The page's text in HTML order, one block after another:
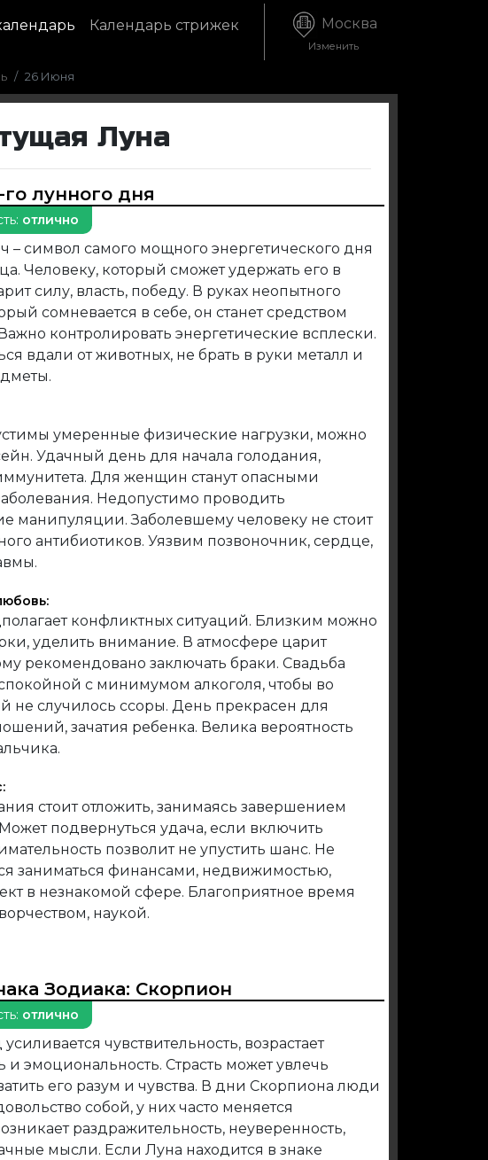
Календарь стрижек Москва
Изменить
26 Июня
Луна
го лунного дня
отлично
– символ самого мощного энергетического дня
Человеку, который сможет удержать его в
силу, власть, победу. В руках неопытного
сомневается в себе, он станет средством
контролировать энергетические всплески.
вдали от животных, не брать в руки металл и
умеренные физические нагрузки, можно
Удачный день для начала голодания,
Для женщин станут опасными
Недопустимо проводить
манипуляции. Заболевшему человеку не стоит
антибиотиков. Уязвим позвоночник, сердце,
конфликтных ситуаций. Близким можно
уделить внимание. В атмосфере царит
рекомендовано заключать браки. Свадьба
с минимумом алкоголя, чтобы во
не случилось ссоры. День прекрасен для
зачатия ребенка. Велика вероятность
стоит отложить, занимаясь завершением
подвернуться удача, если включить
позволит не упустить шанс. Не
заниматься финансами, недвижимостью,
в незнакомой сфере. Благоприятное время
наукой.
Зодиака: Скорпион
отлично
чувствительность, возрастает
и эмоциональность. Страсть может увлечь
его разум и чувства. В дни Скорпиона люди
собой, у них часто меняется
раздражительность, неуверенность,
мысли. Если Луна находится в знаке